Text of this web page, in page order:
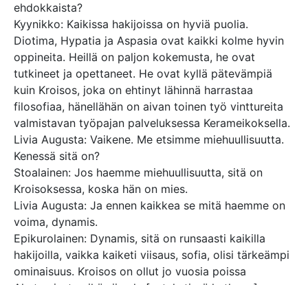
ehdokkaista?
Kyynikko: Kaikissa hakijoissa on hyviä puolia.
Diotima, Hypatia ja Aspasia ovat kaikki kolme hyvin
oppineita. Heillä on paljon kokemusta, he ovat
tutkineet ja opettaneet. He ovat kyllä pätevämpiä
kuin Kroisos, joka on ehtinyt lähinnä harrastaa
filosofiaa, hänellähän on aivan toinen työ vinttureita
valmistavan työpajan palveluksessa Kerameikoksella.
Livia Augusta: Vaikene. Me etsimme miehuullisuutta.
Kenessä sitä on?
Stoalainen: Jos haemme miehuullisuutta, sitä on
Kroisoksessa, koska hän on mies.
Livia Augusta: Ja ennen kaikkea se mitä haemme on
voima, dynamis.
Epikurolainen: Dynamis, sitä on runsaasti kaikilla
hakijoilla, vaikka kaiketi viisaus, sofia, olisi tärkeämpi
ominaisuus. Kroisos on ollut jo vuosia poissa